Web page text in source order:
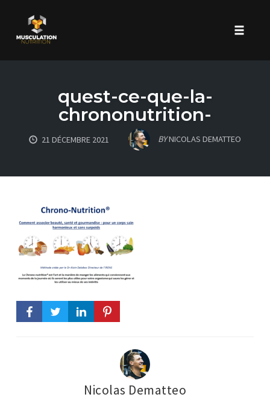
quest-ce-que-la-
chrononutrition-
21 DÉCEMBRE 2021 BYNICOLAS DEMATTEO
Nicolas Dematteo